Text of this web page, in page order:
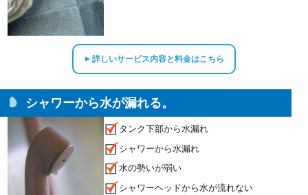
▲詳しいサービス内容と料金はこちら
シャワーから水が漏れる。
タンク下部から水漏れ
シャワーから水漏れ
水の勢いが弱い
シャワーヘッドから水が流れない